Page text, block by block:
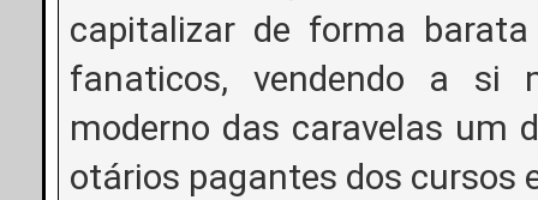
capitalizar de forma
fanaticos, vendendo a si
moderno das caravelas um
otários pagantes dos cursos